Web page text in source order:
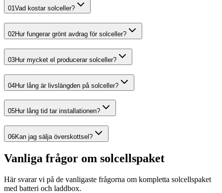
01Vad kostar solceller?
02Hur fungerar grönt avdrag för solceller?
03Hur mycket el producerar solceller?
04Hur lång är livslängden på solceller?
05Hur lång tid tar installationen?
06Kan jag sälja överskottsel?
Vanliga frågor om solcellspaket
Här svarar vi på de vanligaste frågorna om kompletta solcellspaket
med batteri och laddbox.